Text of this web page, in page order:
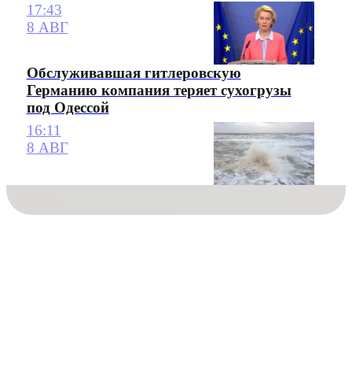
17:43
8 АВГ
Обслуживавшая гитлеровскую
Германию компания теряет сухогрузы
под Одессой
16:11
8 АВГ